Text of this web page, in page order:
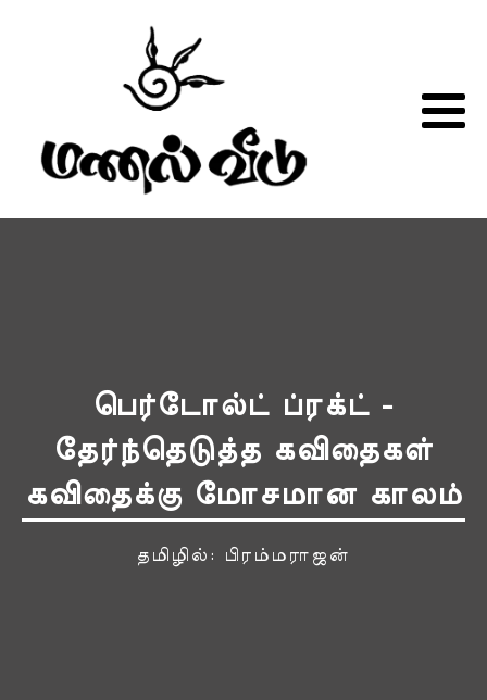
பெர்டோல்ட் ப்ரக்ட் -
தேர்ந்தெடுத்த கவிதைகள்
கவிதைக்கு மோசமான காலம்
தமிழில்: பிரம்மராஜன்